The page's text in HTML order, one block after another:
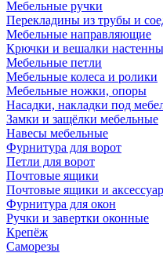
Мебельные ручки
Перекладины из трубы и
Мебельные направляющие
Крючки и вешалки
Мебельные петли
Мебельные колеса и ролики
Мебельные ножки, опоры
Насадки, накладки под
Замки и защёлки мебельные
Навесы мебельные
Фурнитура для ворот
Петли для ворот
Почтовые ящики
Почтовые ящики и
Фурнитура для окон
Ручки и завертки оконные
Крепёж
Саморезы